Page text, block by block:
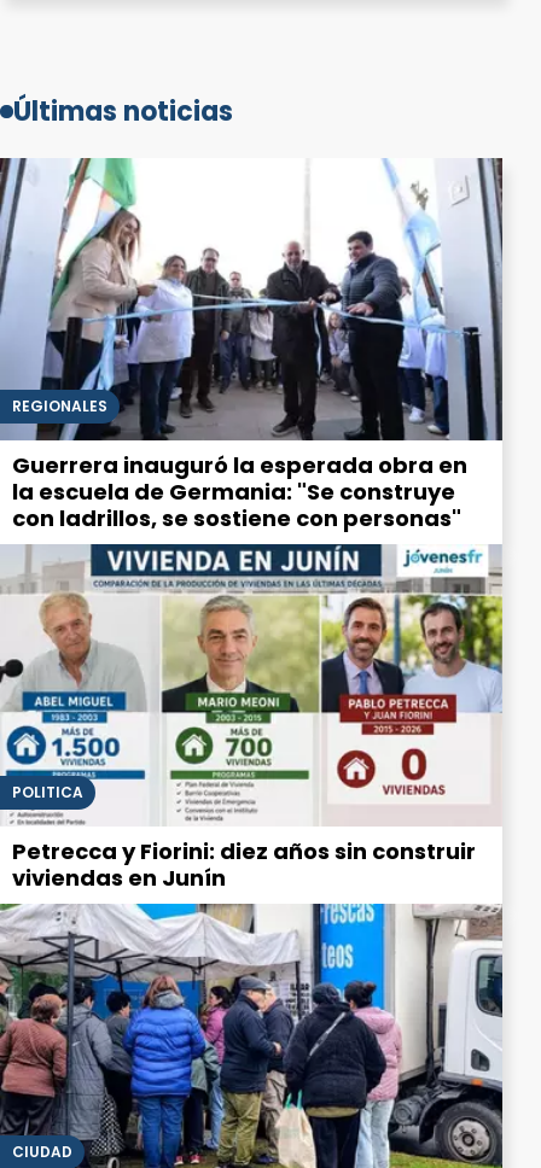
Últimas noticias
REGIONALES
Guerrera inauguró la esperada obra en
la escuela de Germania: "Se construye
con ladrillos, se sostiene con personas"
POLITICA
Petrecca y Fiorini: diez años sin construir
viviendas en Junín
CIUDAD